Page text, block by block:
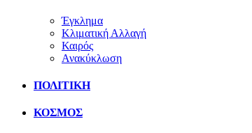
Έγκλημα
Κλιματική Αλλαγή
Καιρός
Ανακύκλωση
ΠΟΛΙΤΙΚΗ
ΚΟΣΜΟΣ